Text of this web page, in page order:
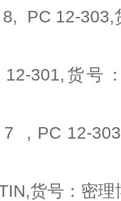
PC 12-303,
12-301,货号
7 , PC 12-
货号：密